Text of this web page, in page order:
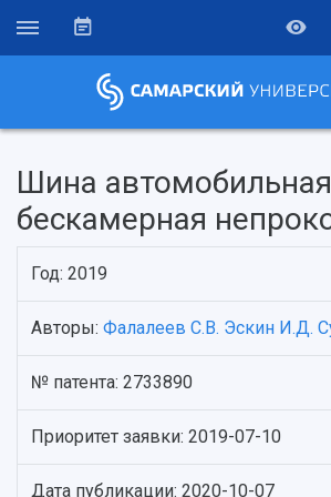
НАЗАД
Об университете
Ключевые факты
Новости
Бортжурнал
Образование
Абитуриенту
Научно-исследовательская
Научные школы и ведущие
Шина автомобильная
бескамерная
Год: 2019
Авторы: Фалалеев С.В. Эскин И.Д.
№ патента: 2733890
Приоритет заявки: 2019-07-10
Дата публикации: 2020-10-07